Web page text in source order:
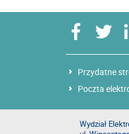
Przydatne
Poczta
Wydział